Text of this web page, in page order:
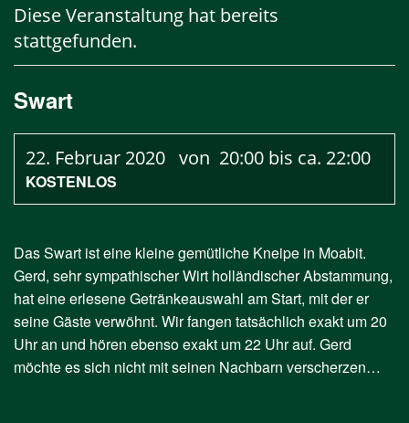
Diese Veranstaltung hat bereits
stattgefunden.
Swart
22. Februar 2020 von 20:00 bis ca. 22:00
KOSTENLOS
Das Swart ist eine kleine gemütliche Kneipe in Moabit.
Gerd, sehr sympathischer Wirt holländischer Abstammung,
hat eine erlesene Getränkeauswahl am Start, mit der er
seine Gäste verwöhnt. Wir fangen tatsächlich exakt um 20
Uhr an und hören ebenso exakt um 22 Uhr auf. Gerd
möchte es sich nicht mit seinen Nachbarn verscherzen…